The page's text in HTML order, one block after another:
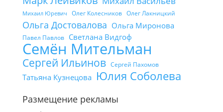
Михаил Юревич Олег Колесников Олег Лакницкий
Ольга Достовалова Ольга Миронова
Павел Павлов Светлана Видгоф
Семён Мительман
Сергей Ильинов Сергей Пахомов
Татьяна Кузнецова Юлия Соболева
Размещение рекламы